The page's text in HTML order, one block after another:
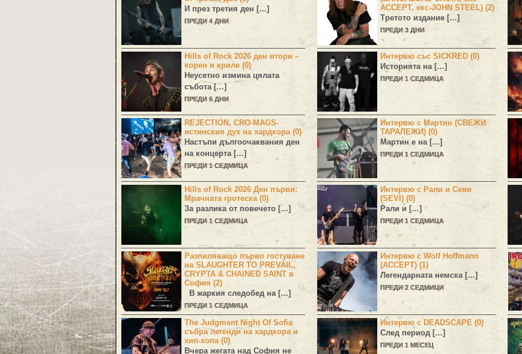
И през третия ден […]
ПРЕДИ 4 ДНИ
Hills of Rock 2026 ден втори –
корен и криле (0)
Неусетно измина цялата
събота […]
ПРЕДИ 6 ДНИ
REJECTION, CRO-MAGS-
истинския дух на хардкора (0)
Настъпи дългоочаквания ден
на концерта […]
ПРЕДИ 1 СЕДМИЦА
Hills of Rock 2026 Ден първи:
Мрачната гротеска (0)
За разлика от повечето […]
ПРЕДИ 1 СЕДМИЦА
Разпиляващо първо гостуване
на SLAUGHTER TO PREVAIL,
CRYPTA & CHAINED SAINT в
София (2)
В жаркия следобед на […]
ПРЕДИ 1 СЕДМИЦА
The Judgment Night Of Sofia
събра легенди на хардкора и
хип-хопа (0)
Вчера жегата над София не
ACCEPT, екс-JOHN STEEL) (2)
Третото издание […]
ПРЕДИ 3 ДНИ
Интервю със SICKRED (0)
Историята на […]
ПРЕДИ 1 СЕДМИЦА
Интервю с Мартин (СВЕЖИ
ТАРАЛЕЖИ) (0)
Мартин е на […]
ПРЕДИ 1 СЕДМИЦА
Интервю с Рали и Севи
(SEVI) (0)
Рали и […]
ПРЕДИ 1 СЕДМИЦА
Интервю с Wolf Hoffmann
(ACCEPT) (1)
Легендарната немска […]
ПРЕДИ 2 СЕДМИЦИ
Интервю с DEADSCAPE (0)
След период […]
ПРЕДИ 1 МЕСЕЦ